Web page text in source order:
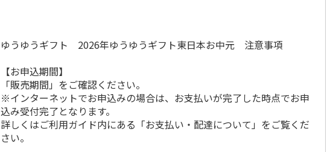
ゆうゆうギフト 2026年ゆうゆうギフト東日本お中元 注意事項
【お申込期間】
「販売期間」をご確認ください。
※インターネットでお申込みの場合は、お支払いが完了した時点でお申
込み受付完了となります。
詳しくはご利用ガイド内にある「お支払い・配達について」をご覧くだ
さい。